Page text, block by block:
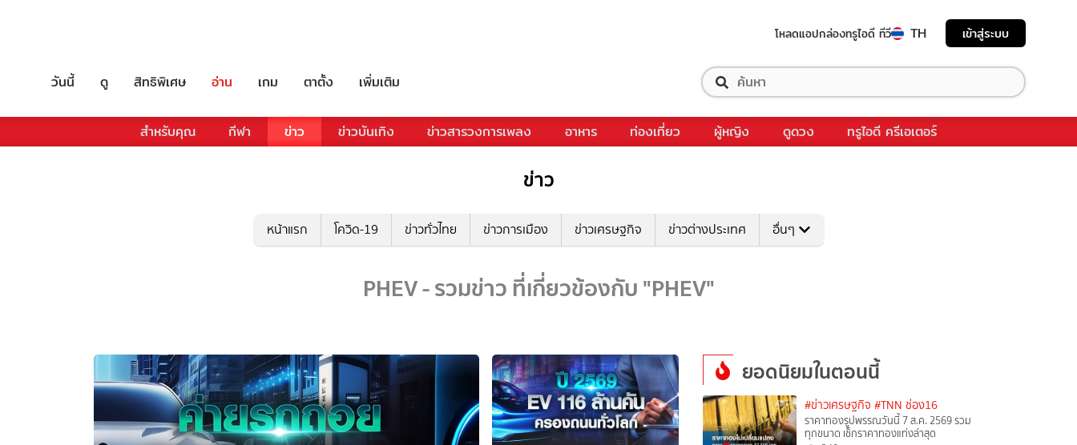
โหลดแอปกล่องทรูไอดี ทีวี TH เข้าสู่ระบบ
วันนี้ ดู สิทธิพิเศษ อ่าน เกม ตาตั้ง เพิ่มเติม
สำหรับคุณ กีฬา ข่าว ข่าวบันเทิง ข่าวสารวงการเพลง อาหาร ท่องเที่ยว ผู้หญิง ดูดวง ทรูไอดี ครีเอเตอร์
ข่าว
หน้าแรก โควิด-19 ข่าวทั่วไทย ข่าวการเมือง ข่าวเศรษฐกิจ ข่าวต่างประเทศ อื่นๆ
PHEV - รวมข่าว ที่เกี่ยวข้องกับ "PHEV"
ยอดนิยมในตอนนี้
#ข่าวเศรษฐกิจ #TNN ช่อง16
ราคาทองรูปพรรณวันนี้ 7 ส.ค. 2569 รวม
ทุกขนาด เช็กราคาทองแท่งล่าสุด